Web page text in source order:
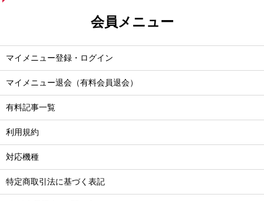
会員メニュー
マイメニュー登録・ログイン
マイメニュー退会（有料会員退会）
有料記事一覧
利用規約
対応機種
特定商取引法に基づく表記